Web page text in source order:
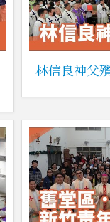
林信良神父